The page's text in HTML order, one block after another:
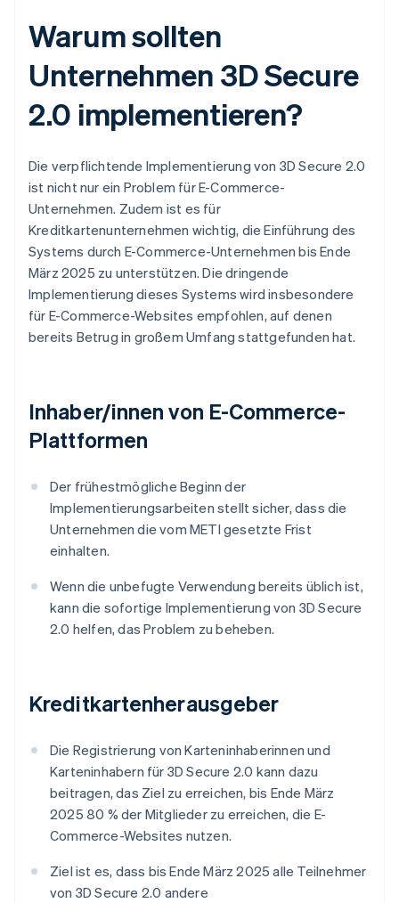
Warum sollten
Unternehmen 3D Secure
2.0 implementieren?
Die verpflichtende Implementierung von 3D Secure 2.0
ist nicht nur ein Problem für E-Commerce-
Unternehmen. Zudem ist es für
Kreditkartenunternehmen wichtig, die Einführung des
Systems durch E-Commerce-Unternehmen bis Ende
März 2025 zu unterstützen. Die dringende
Implementierung dieses Systems wird insbesondere
für E-Commerce-Websites empfohlen, auf denen
bereits Betrug in großem Umfang stattgefunden hat.
Inhaber/innen von E-Commerce-
Plattformen
Der frühestmögliche Beginn der
Implementierungsarbeiten stellt sicher, dass die
Unternehmen die vom METI gesetzte Frist
einhalten.
Wenn die unbefugte Verwendung bereits üblich ist,
kann die sofortige Implementierung von 3D Secure
2.0 helfen, das Problem zu beheben.
Kreditkartenherausgeber
Die Registrierung von Karteninhaberinnen und
Karteninhabern für 3D Secure 2.0 kann dazu
beitragen, das Ziel zu erreichen, bis Ende März
2025 80 % der Mitglieder zu erreichen, die E-
Commerce-Websites nutzen.
Ziel ist es, dass bis Ende März 2025 alle Teilnehmer
von 3D Secure 2.0 andere